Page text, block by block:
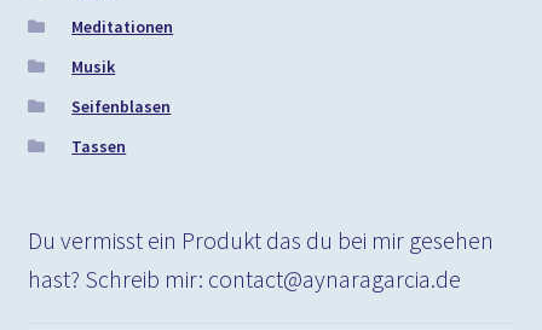
Meditationen
Musik
Seifenblasen
Tassen
Du vermisst ein Produkt das du bei mir gesehen
hast? Schreib mir: contact@aynaragarcia.de